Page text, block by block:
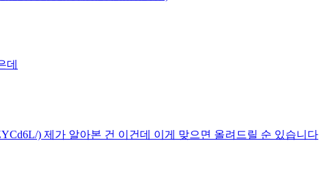
데
) 제가 알아본 건 이건데 이게 맞으면 올려드릴 순 있습니다